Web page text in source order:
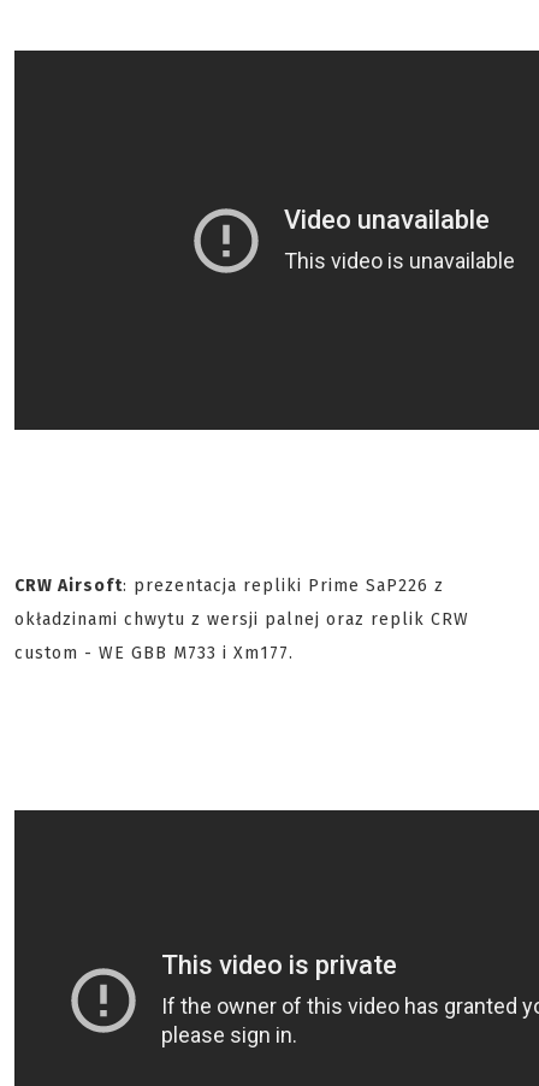
CRW Airsoft: prezentacja repliki Prime SaP226 z
okładzinami chwytu z wersji palnej oraz replik CRW
custom - WE GBB M733 i Xm177.